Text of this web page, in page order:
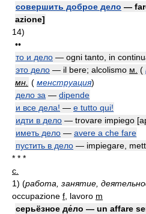
совершить доброе дело —
azione]
14)
••
то и дело — ogni tanto, in
это дело — il bere; alcolismo м. (
мн. ( менструация)
дело за — dipende
и все дела! — e tutto qui!
идти в дело — trovare impiego
иметь дело — avere a che fare
пустить в дело — impiegare,
* * *
с.
1) (работа, занятие,
occupazione f , lavoro m
серьёзное де́ло — un affare